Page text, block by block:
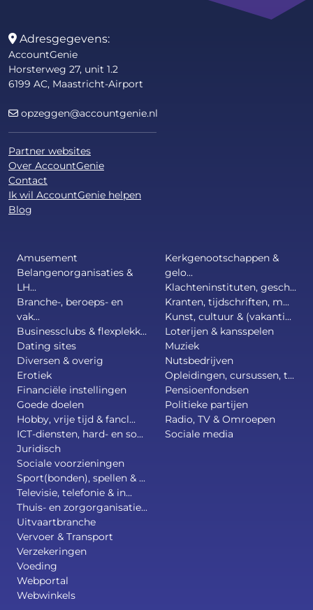
Adresgegevens:
AccountGenie
Horsterweg 27, unit 1.2
6199 AC, Maastricht-Airport
opzeggen@accountgenie.nl
Partner websites
Over AccountGenie
Contact
Ik wil AccountGenie helpen
Blog
Amusement
Belangenorganisaties &
LH...
Branche-, beroeps- en
vak...
Businessclubs & flexplekk...
Dating sites
Diversen & overig
Erotiek
Financiële instellingen
Goede doelen
Hobby, vrije tijd & fancl...
ICT-diensten, hard- en so...
Juridisch
Kerkgenootschappen &
gelo...
Klachteninstituten, gesch...
Kranten, tijdschriften, m...
Kunst, cultuur & (vakanti...
Loterijen & kansspelen
Muziek
Nutsbedrijven
Opleidingen, cursussen, t...
Pensioenfondsen
Politieke partijen
Radio, TV & Omroepen
Sociale media
Sociale voorzieningen
Sport(bonden), spellen & ...
Televisie, telefonie & in...
Thuis- en zorgorganisatie...
Uitvaartbranche
Vervoer & Transport
Verzekeringen
Voeding
Webportal
Webwinkels